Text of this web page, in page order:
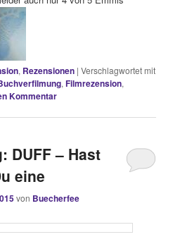
, Rezensionen |Verschlagwortet mit
,Filmrezension,
Kommentar
DUFF – Hast
eine
von Buecherfee